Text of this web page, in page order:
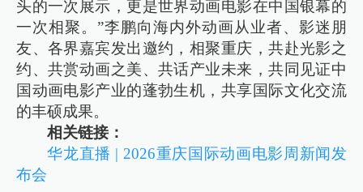
头的一次展示，更是世界动画电影在中国银幕的
一次相聚。”李鹏向海内外动画从业者、影迷朋
友、各界嘉宾发出邀约，相聚重庆，共赴光影之
约、共赏动画之美、共话产业未来，共同见证中
国动画电影产业的蓬勃生机，共享国际文化交流
的丰硕成果。
相关链接：
华龙直播 | 2026重庆国际动画电影周新闻发
布会